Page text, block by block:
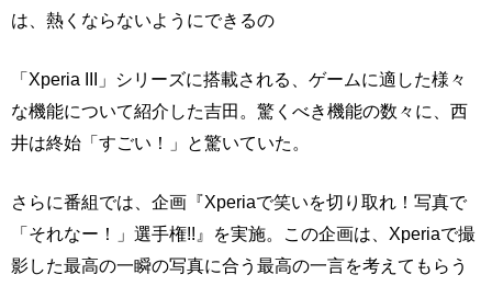
は、熱くならないようにできるの
「Xperia III」シリーズに搭載される、ゲームに適した様々
な機能について紹介した吉田。驚くべき機能の数々に、西
井は終始「すごい！」と驚いていた。
さらに番組では、企画『Xperiaで笑いを切り取れ！写真で
「それなー！」選手権!!』を実施。この企画は、Xperiaで撮
影した最高の一瞬の写真に合う最高の一言を考えてもらう